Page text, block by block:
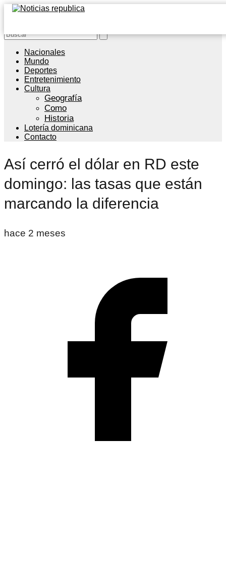
Nacionales
Mundo
Deportes
Entretenimiento
Cultura
Geografía
Como
Historia
Lotería dominicana
Contacto
Así cerró el dólar en RD este
domingo: las tasas que están
marcando la diferencia
hace 2 meses